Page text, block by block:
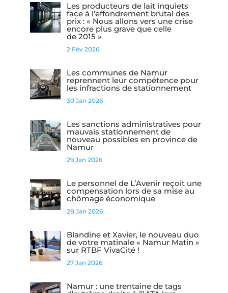
Les producteurs de lait inquiets
face à l’effondrement brutal des
prix : « Nous allons vers une crise
encore plus grave que celle
de 2015 »
2 Fév 2026
Les communes de Namur
reprennent leur compétence pour
les infractions de stationnement
30 Jan 2026
Les sanctions administratives pour
mauvais stationnement de
nouveau possibles en province de
Namur
29 Jan 2026
Le personnel de L’Avenir reçoit une
compensation lors de sa mise au
chômage économique
28 Jan 2026
Blandine et Xavier, le nouveau duo
de votre matinale « Namur Matin »
sur RTBF VivaCité !
27 Jan 2026
Namur : une trentaine de tags